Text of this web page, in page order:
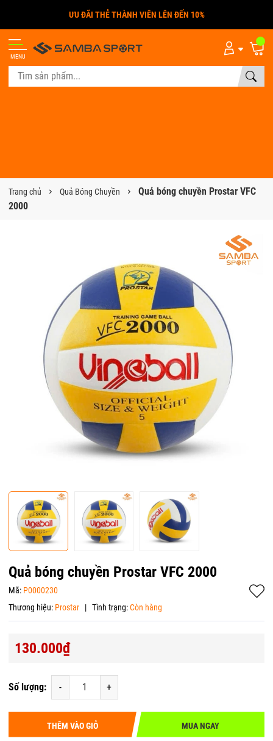
ƯU ĐÃI THẺ THÀNH VIÊN LÊN ĐẾN 10%
MENU
Trang chủ Quả Bóng Chuyền
Quả bóng chuyền Prostar VFC
2000
Quả bóng chuyền Prostar VFC 2000
Mã: P0000230
Thương hiệu: Prostar | Tình trạng:Còn hàng
130.000₫
Số lượng: - +
THÊM VÀO GIỎ MUA NGAY